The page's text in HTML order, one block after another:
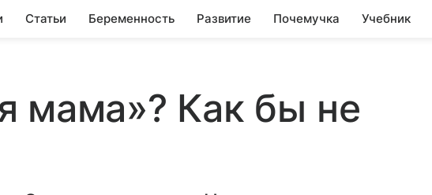
Статьи Беременность Развитие Почемучка Учебник
мама»? Как бы не